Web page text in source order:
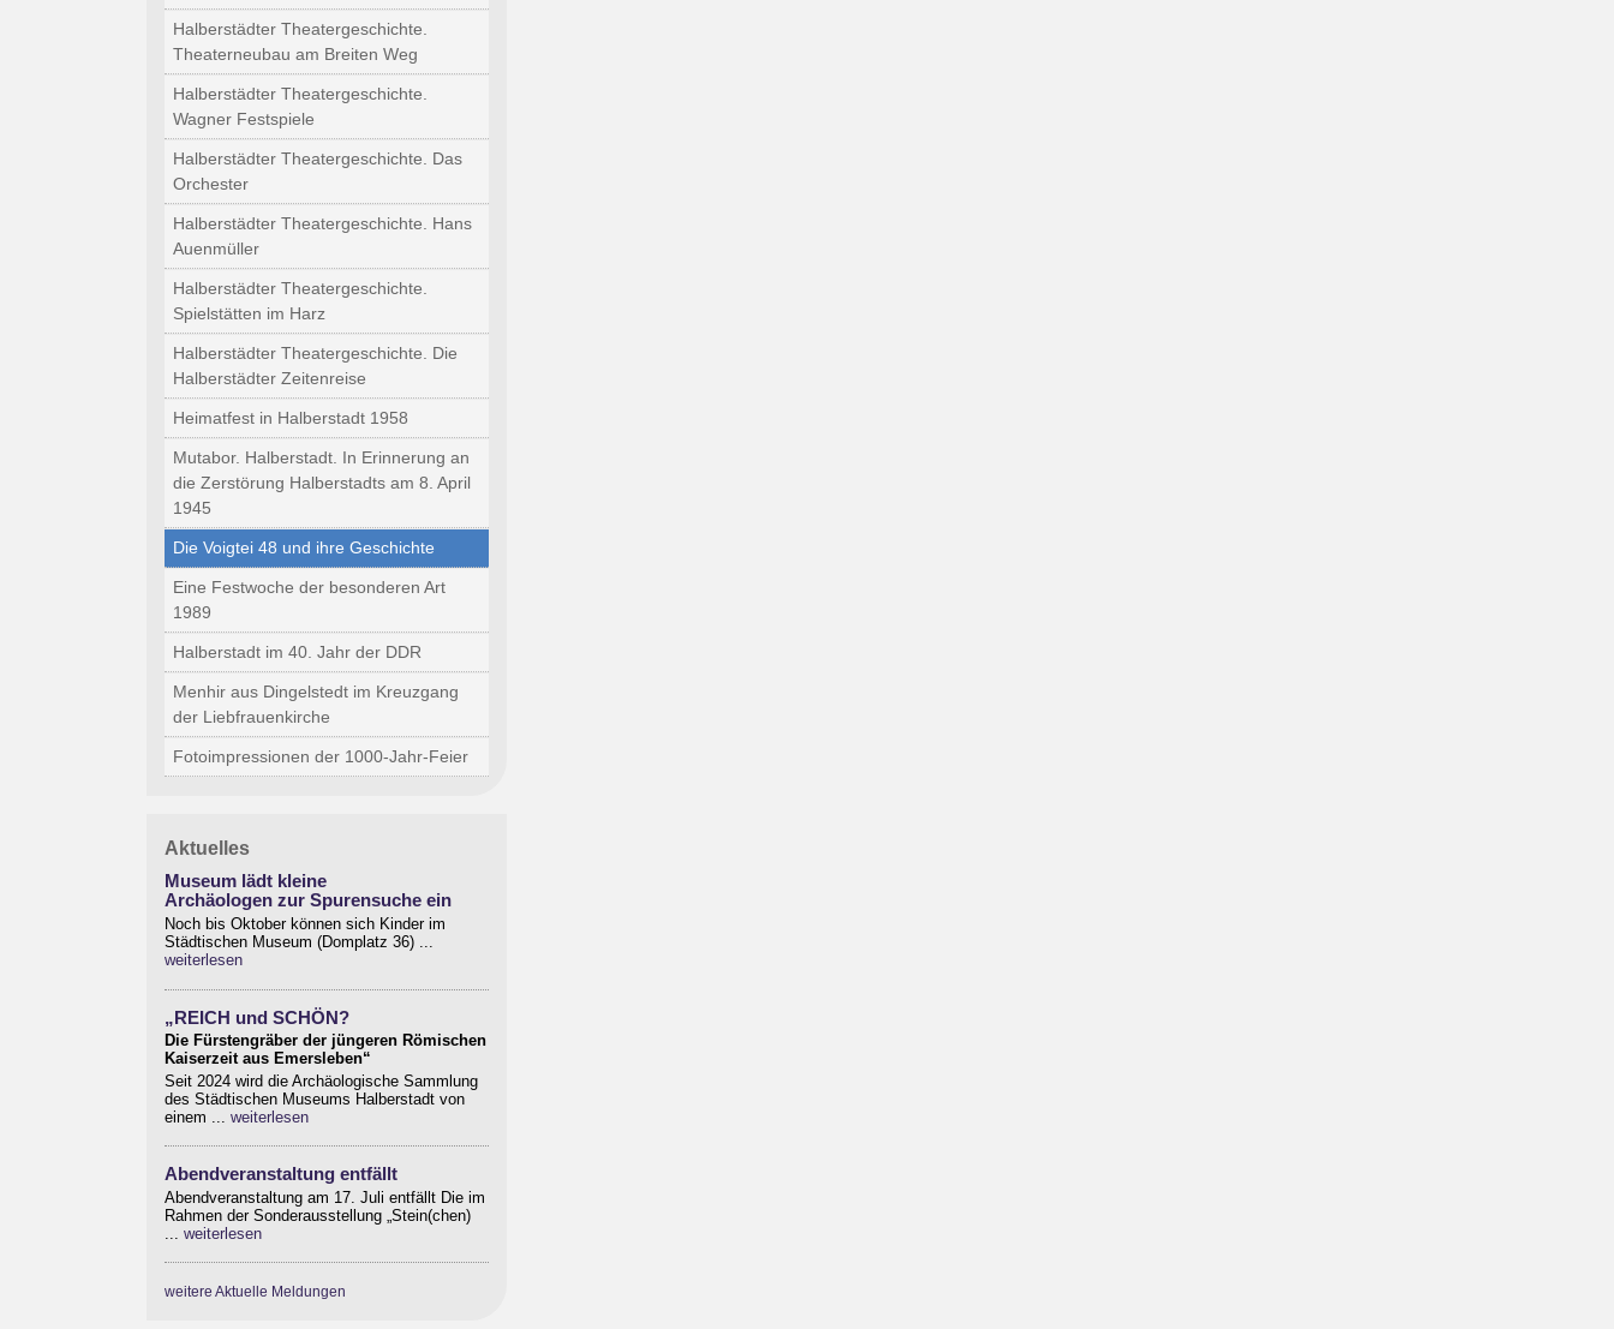
Halberstädter Theatergeschichte.
Theaterneubau am Breiten Weg
Halberstädter Theatergeschichte.
Wagner Festspiele
Halberstädter Theatergeschichte. Das
Orchester
Halberstädter Theatergeschichte. Hans
Auenmüller
Halberstädter Theatergeschichte.
Spielstätten im Harz
Halberstädter Theatergeschichte. Die
Halberstädter Zeitenreise
Heimatfest in Halberstadt 1958
Mutabor. Halberstadt. In Erinnerung an
die Zerstörung Halberstadts am 8. April
1945
Die Voigtei 48 und ihre Geschichte
Eine Festwoche der besonderen Art
1989
Halberstadt im 40. Jahr der DDR
Menhir aus Dingelstedt im Kreuzgang
der Liebfrauenkirche
Fotoimpressionen der 1000-Jahr-Feier
Aktuelles
Museum lädt kleine
Archäologen zur Spurensuche ein
Noch bis Oktober können sich Kinder im
Städtischen Museum (Domplatz 36) ...
weiterlesen
„REICH und SCHÖN?
Die Fürstengräber der jüngeren Römischen
Kaiserzeit aus Emersleben“
Seit 2024 wird die Archäologische Sammlung
des Städtischen Museums Halberstadt von
einem ... weiterlesen
Abendveranstaltung entfällt
Abendveranstaltung am 17. Juli entfällt Die im
Rahmen der Sonderausstellung „Stein(chen)
weiterlesen
weitere Aktuelle Meldungen